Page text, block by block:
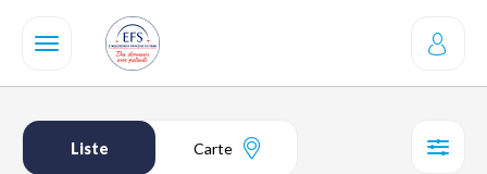
contenu
Liste Carte